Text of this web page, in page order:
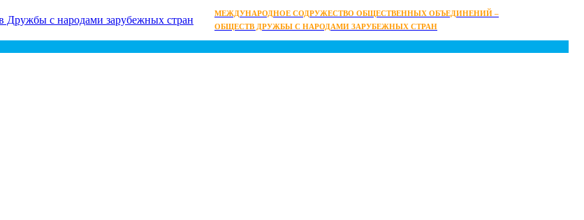
МЕЖДУНАРОДНОЕ СОДРУЖЕСТВО ОБЩЕСТВЕННЫХ ОБЪЕДИНЕНИЙ –
ОБЩЕСТВ ДРУЖБЫ С НАРОДАМИ ЗАРУБЕЖНЫХ СТРАН